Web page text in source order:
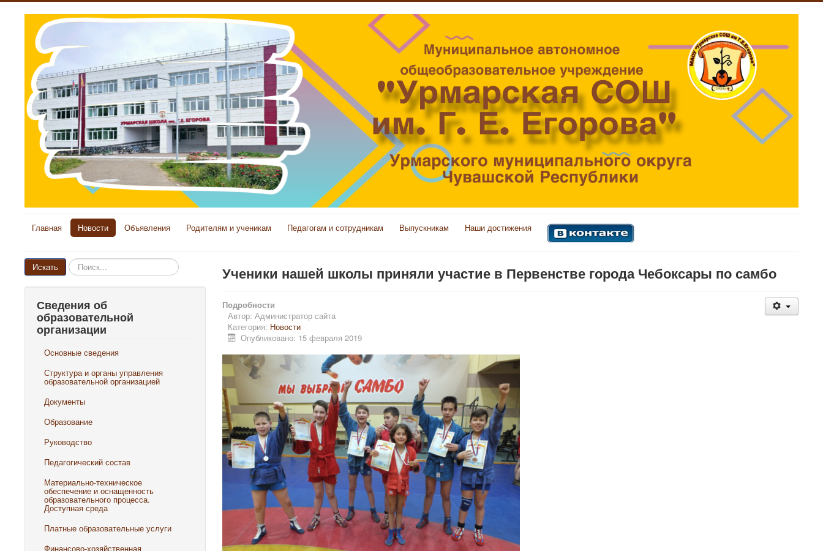
Главная Новости Объявления Родителям и ученикам Педагогам и сотрудникам Выпускникам Наши достижения
Искать Искать...
Сведения об
образовательной
организации
Основные сведения
Структура и органы управления
образовательной организацией
Документы
Образование
Руководство
Педагогический состав
Материально-техническое
обеспечение и оснащенность
образовательного процесса.
Доступная среда
Платные образовательные услуги
Финансово-хозяйственная
Ученики нашей школы приняли участие в Первенстве города Чебоксары по самбо
Подробности
Автор: Администратор сайта
Категория: Новости
Опубликовано: 15 февраля 2019